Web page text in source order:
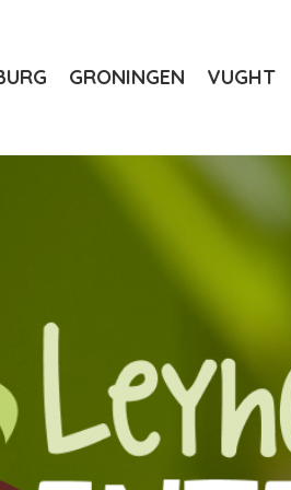
GRONINGEN VUGHT